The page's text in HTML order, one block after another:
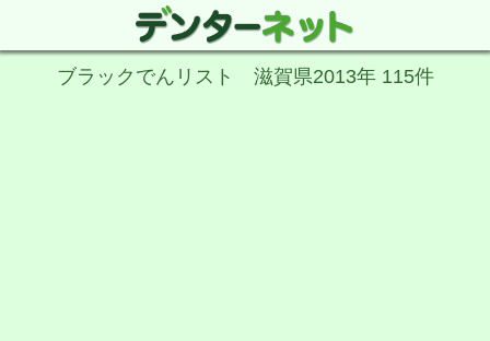
ブラックでんリスト 滋賀県2013年 115件